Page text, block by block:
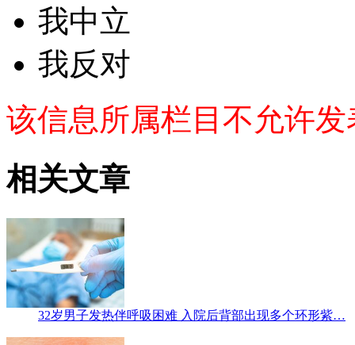
我中立
我反对
该信息所属栏目不允许
相关文章
32岁男子发热伴呼吸困难 入院后背部出现多个环形紫…